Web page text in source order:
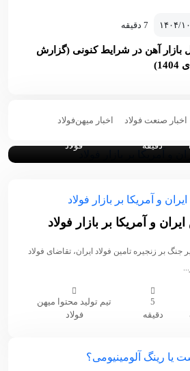
۱۰/۱۵ 7 دقیقه
بازار آهن در شرایط کنونی (گزارش
اخبار صنعت فولاد اخبار میهن‌فولاد
ایران و آمریکا بر
جنگ بر زنجیره تامین فولاد ایران،
و اثرات آن بر زندگی مردم. مناسب
دقیقه
فولاد
و آمریکا بر بازار فولاد
بر زنجیره تامین فولاد ایران، تقاضای فولاد
5
دقیقه
تیم تولید محتوا میهن
فولاد